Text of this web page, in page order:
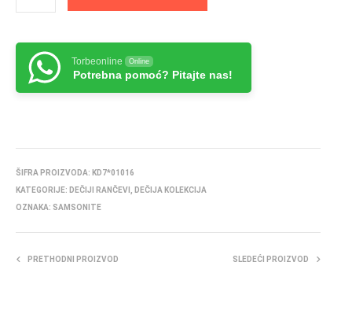
Torbeonline Online
Potrebna pomoć? Pitajte nas!
ŠIFRA PROIZVODA: KD7*01016
KATEGORIJE: DEČIJI RANČEVI
DEČIJA KOLEKCIJA
OZNAKA: SAMSONITE
PRETHODNI PROIZVOD SLEDEĆI PROIZVOD